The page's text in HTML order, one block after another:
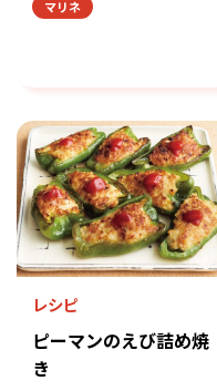
マリネ
レシピ
ピーマンのえび詰め焼
き